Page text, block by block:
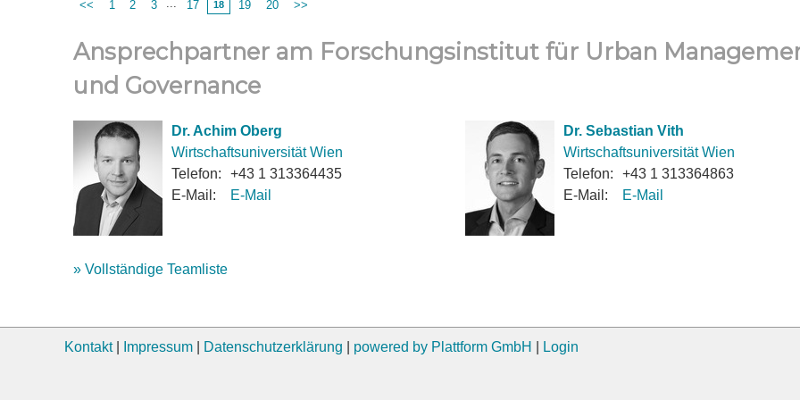
<< 1 2 3 ... 17 18 19 20 >>
Ansprechpartner am Forschungsinstitut für Urban
und Governance
Dr. Achim Oberg
Wirtschaftsuniversität Wien
Telefon:
+43 1 313364435
E-Mail:
E-Mail
Dr. Sebastian Vith
Wirtschaftsuniversität Wien
Telefon:
+43 1 313364863
E-Mail:
E-Mail
» Vollständige Teamliste
Kontakt| Impressum Datenschutzerklärung powered by Plattform GmbH Login